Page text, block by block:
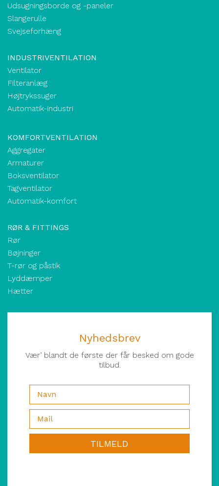
Udsugningsborde og -paneler
Slangerulle
Svejseforhæng
INDUSTRIVENTILATION
Ventilator
Filteranlæg
Højtrykssuger
Automatik-industri
KOMFORTVENTILATION
Aggregater
Armaturer
Boksventilator
Tagventilator
Automatik-komfort
RØR & FITTINGS
Rør
Bøjninger
T-rør og påstik
Lyddæmper
Hætter
Nyhedsbrev
Vær’ blandt de første der får besked om gode
tilbud.
TILMELD